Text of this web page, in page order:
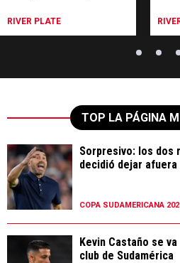
RIVER PLATE
TOP LA PÁGINA
Sorpresivo: los dos
decidió dejar afuera
COPA SUDAMERICANA
Kevin Castaño se
club de Sudamérica